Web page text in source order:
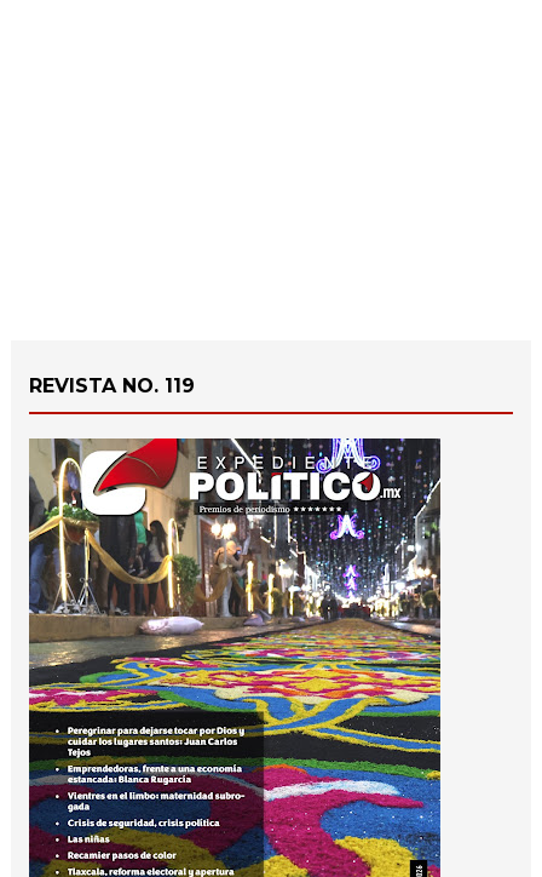
REVISTA NO. 119